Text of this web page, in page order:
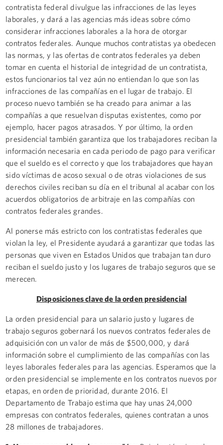
contratista federal divulgue las infracciones de las leyes
laborales, y dará a las agencias más ideas sobre cómo
considerar infracciones laborales a la hora de otorgar
contratos federales. Aunque muchos contratistas ya obedecen
las normas, y las ofertas de contratos federales ya deben
tomar en cuenta el historial de integridad de un contratista,
estos funcionarios tal vez aún no entiendan lo que son las
infracciones de las compañías en el lugar de trabajo. El
proceso nuevo también se ha creado para animar a las
compañías a que resuelvan disputas existentes, como por
ejemplo, hacer pagos atrasados. Y por último, la orden
presidencial también garantiza que los trabajadores reciban la
información necesaria en cada periodo de pago para verificar
que el sueldo es el correcto y que los trabajadores que hayan
sido víctimas de acoso sexual o de otras violaciones de sus
derechos civiles reciban su día en el tribunal al acabar con los
acuerdos obligatorios de arbitraje en las compañías con
contratos federales grandes.
Al ponerse más estricto con los contratistas federales que
violan la ley, el Presidente ayudará a garantizar que todas las
personas que viven en Estados Unidos que trabajan tan duro
reciban el sueldo justo y los lugares de trabajo seguros que se
merecen.
Disposiciones clave de la orden presidencial
La orden presidencial para un salario justo y lugares de
trabajo seguros gobernará los nuevos contratos federales de
adquisición con un valor de más de $500,000, y dará
información sobre el cumplimiento de las compañías con las
leyes laborales federales para las agencias. Esperamos que la
orden presidencial se implemente en los contratos nuevos por
etapas, en orden de prioridad, durante 2016. El
Departamento de Trabajo estima que hay unas 24,000
empresas con contratos federales, quienes contratan a unos
28 millones de trabajadores.